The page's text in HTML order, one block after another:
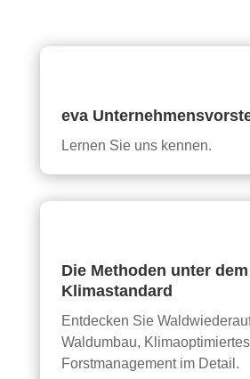
eva
Lernen Sie uns kennen.
Die Methoden unter
Klimastandard
Entdecken Sie
Waldumbau, Klimaoptimiertes
Forstmanagement im Detail.